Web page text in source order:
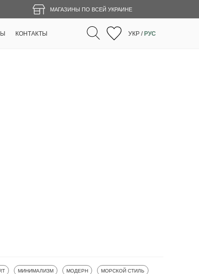
МАГАЗИНЫ ПО ВСЕЙ УКРАИНЕ
КОНТАКТЫ УКР / РУС
ФОТООБОИ
МИНИМАЛИЗМ ФОТООБОИ
МОДЕРН ФОТООБОИ
МОРСКОЙ СТИЛЬ